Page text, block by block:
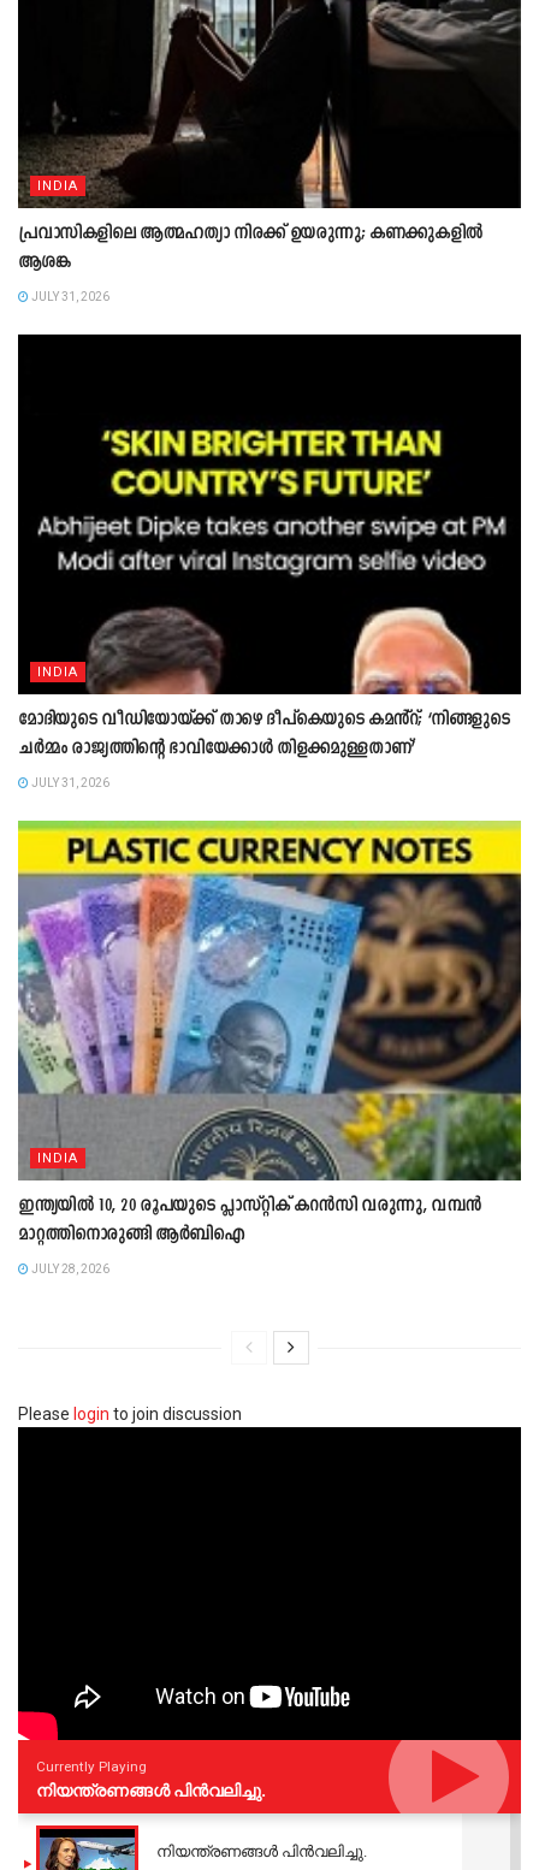
INDIA
പ്രവാസികളിലെ ആത്മഹത്യാ നിരക്ക് ഉയരുന്നു; കണക്കുകളിൽ
ആശങ്ക
JULY 31, 2026
INDIA
മോദിയുടെ വീഡിയോയ്ക്ക് താഴെ ദീപ്കെയുടെ കമൻ്റ്; ‘നിങ്ങളുടെ
ചർമ്മം രാജ്യത്തിന്റെ ഭാവിയേക്കാൾ തിളക്കമുള്ളതാണ്’
JULY 31, 2026
INDIA
ഇന്ത്യയിൽ 10, 20 രൂപയുടെ പ്ലാസ്റ്റിക് കറൻസി വരുന്നു, വമ്പൻ
മാറ്റത്തിനൊരുങ്ങി ആർബിഐ
JULY 28, 2026
Please login to join discussion
Currently Playing
നിയന്ത്രണങ്ങള്‍ പിന്‍വലിച്ചു.
നിയന്ത്രണങ്ങള്‍ പിന്‍വലിച്ചു.